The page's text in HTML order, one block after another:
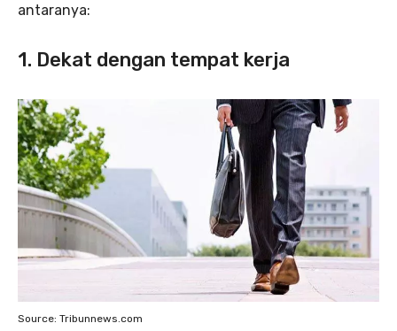
antaranya:
1. Dekat dengan tempat kerja
Source: Tribunnews.com